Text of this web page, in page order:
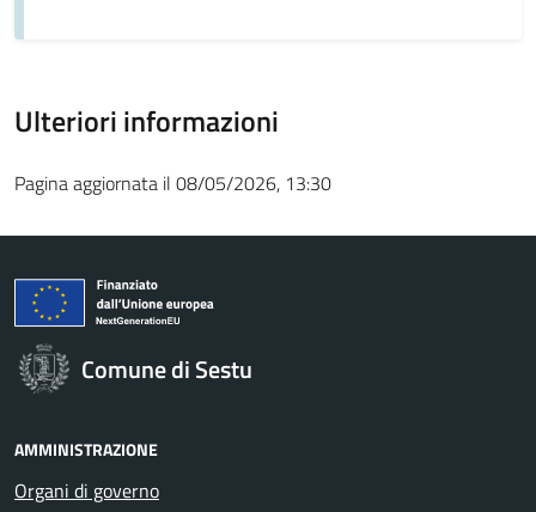
Ulteriori informazioni
Pagina aggiornata il 08/05/2026, 13:30
Comune di Sestu
AMMINISTRAZIONE
Organi di governo